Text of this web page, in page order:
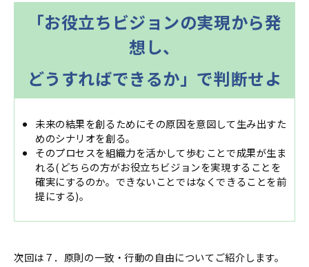
「お役立ちビジョンの実現から発
想し、
どうすればできるか」で判断せよ
未来の結果を創るためにその原因を意図して生み出すた
めのシナリオを創る。
そのプロセスを組織力を活かして歩むことで成果が生ま
れる(どちらの方がお役立ちビジョンを実現することを
確実にするのか。できないことではなくできることを前
提にする)。
次回は７．原則の一致・行動の自由についてご紹介します。